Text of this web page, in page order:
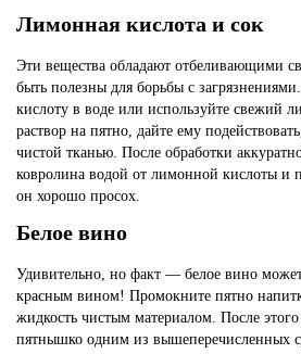
Лимонная кислота и сок
Эти вещества обладают отбеливающими
быть полезны для борьбы с
кислоту в воде или используйте свежий
раствор на пятно, дайте ему
чистой тканью. После обработки
ковролина водой от лимонной кислоты и
он хорошо просох.
Белое вино
Удивительно, но факт — белое вино
красным вином! Промокните пятно
жидкость чистым материалом. После этого
пятнышко одним из вышеперечисленных